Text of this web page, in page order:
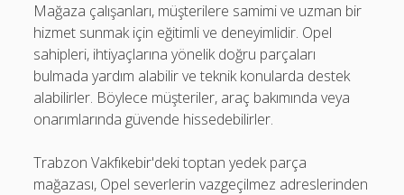
Mağaza çalışanları, müşterilere samimi ve uzman bir
hizmet sunmak için eğitimli ve deneyimlidir. Opel
sahipleri, ihtiyaçlarına yönelik doğru parçaları
bulmada yardım alabilir ve teknik konularda destek
alabilirler. Böylece müşteriler, araç bakımında veya
onarımlarında güvende hissedebilirler.
Trabzon Vakfıkebir'deki toptan yedek parça
mağazası, Opel severlerin vazgeçilmez adreslerinden